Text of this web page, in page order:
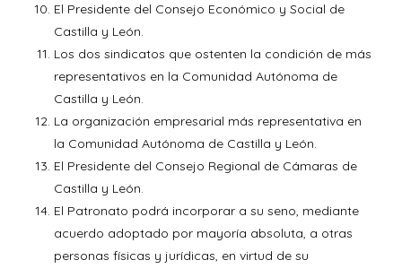
El Presidente del Consejo Económico y Social de
Castilla y León.
Los dos sindicatos que ostenten la condición de más
representativos en la Comunidad Autónoma de
Castilla y León.
La organización empresarial más representativa en
la Comunidad Autónoma de Castilla y León.
El Presidente del Consejo Regional de Cámaras de
Castilla y León.
El Patronato podrá incorporar a su seno, mediante
acuerdo adoptado por mayoría absoluta, a otras
personas físicas y jurídicas, en virtud de su